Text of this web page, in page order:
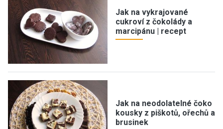
Jak na vykrajované
cukroví z čokolády a
marcipánu | recept
Jak na neodolatelné čoko
kousky z piškotů, ořechů a
brusinek